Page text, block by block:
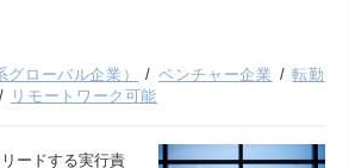
ローバル企業） ベンチャー企業
転勤
リモートワーク可能
ードする実行責